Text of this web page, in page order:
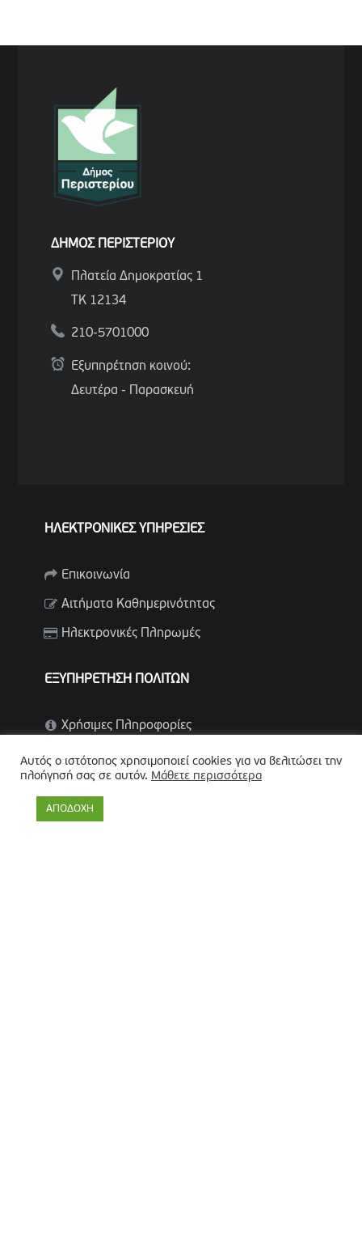
ΔΗΜΟΣ ΠΕΡΙΣΤΕΡΙΟΥ
Πλατεία Δημοκρατίας 1
ΤΚ 12134
210-5701000
Εξυπηρέτηση κοινού:
Δευτέρα - Παρασκευή
ΗΛΕΚΤΡΟΝΙΚΕΣ ΥΠΗΡΕΣΙΕΣ
Επικοινωνία
Αιτήματα Καθημερινότητας
Ηλεκτρονικές Πληρωμές
ΕΞΥΠΗΡΕΤΗΣΗ ΠΟΛΙΤΩΝ
Χρήσιμες Πληροφορίες
Υπηρεσίες Υγείας (ΚΕΠ Υγείας)
ΚΕΠ (Α. Β. Γ.)
Αυτός ο ιστότοπος χρησιμοποιεί cookies για να βελιτώσει την
πλοήγησή σας σε αυτόν. Μάθετε περισσότερα
ΑΠΟΔΟΧΗ